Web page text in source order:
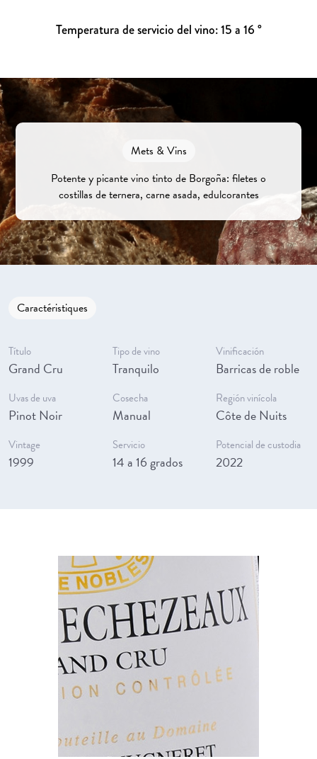
Temperatura de servicio del vino: 15 a 16 °
Mets & Vins
Potente y picante vino tinto de Borgoña: filetes o
costillas de ternera, carne asada, edulcorantes
Caractéristiques
Título
Grand Cru
Tipo de vino
Tranquilo
Vinificación
Barricas de roble
Uvas de uva
Pinot Noir
Cosecha
Manual
Región vinícola
Côte de Nuits
Vintage
1999
Servicio
14 a 16 grados
Potencial de custodia
2022